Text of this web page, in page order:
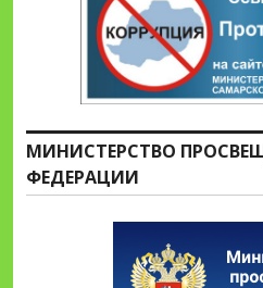
МИНИСТЕРСТВО
ФЕДЕРАЦИИ